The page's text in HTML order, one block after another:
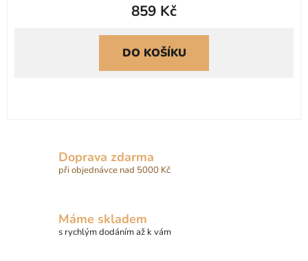
859 Kč
DO KOŠÍKU
Doprava zdarma
při objednávce nad 5000 Kč
Máme skladem
s rychlým dodáním až k vám